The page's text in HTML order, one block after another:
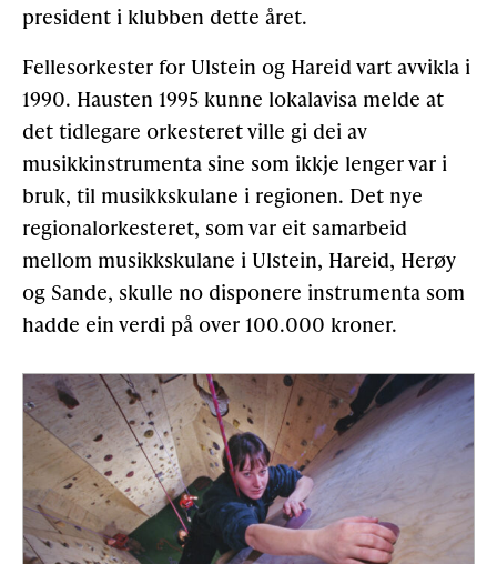
president i klubben dette året.
Fellesorkester for Ulstein og Hareid vart avvikla i
1990. Hausten 1995 kunne lokalavisa melde at
det tidlegare orkesteret ville gi dei av
musikkinstrumenta sine som ikkje lenger var i
bruk, til musikkskulane i regionen. Det nye
regionalorkesteret, som var eit samarbeid
mellom musikkskulane i Ulstein, Hareid, Herøy
og Sande, skulle no disponere instrumenta som
hadde ein verdi på over 100.000 kroner.